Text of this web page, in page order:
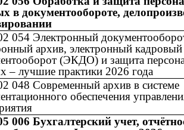
в документообороте,
054 Электронный
архив, электронный кадровый
(ЭКДО) и защита
– лучшие практики 2026 года
048 Современный архив в системе
обеспечения
006 Бухгалтерский учет,